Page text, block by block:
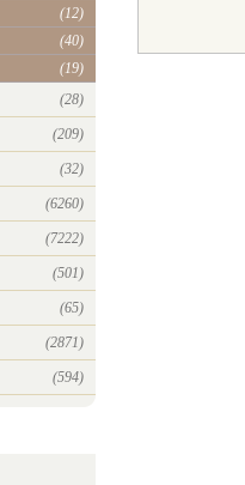
(12)
(40)
(19)
(28)
(209)
(32)
(6260)
(7222)
(501)
(65)
(2871)
(594)